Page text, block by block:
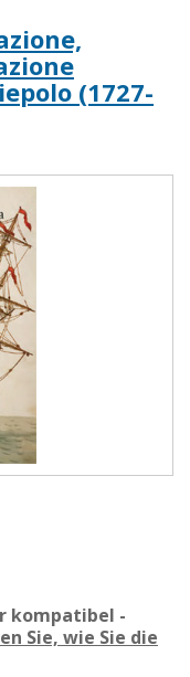
(1727-
kompatibel -
Sie, wie Sie die